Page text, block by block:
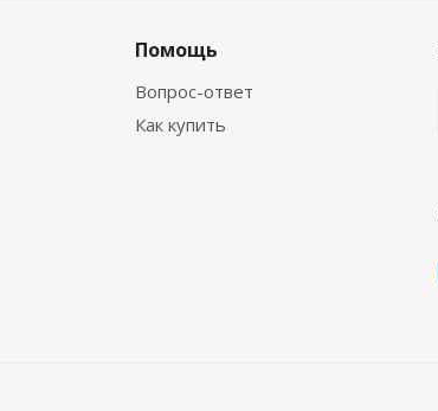
Помощь
Вопрос-ответ
Как купить